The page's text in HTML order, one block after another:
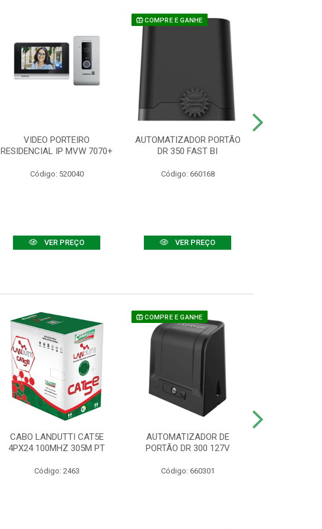
VIDEO PORTEIRO
RESIDENCIAL IP MVW 7070+
Código: 520040
VER PREÇO
COMPRE E GANHE
AUTOMATIZADOR PORTÃO
DR 350 FAST BI
Código: 660168
VER PREÇO
CABO LANDUTTI CAT5E
4PX24 100MHZ 305M PT
Código: 2463
COMPRE E GANHE
AUTOMATIZADOR DE
PORTÃO DR 300 127V
Código: 660301